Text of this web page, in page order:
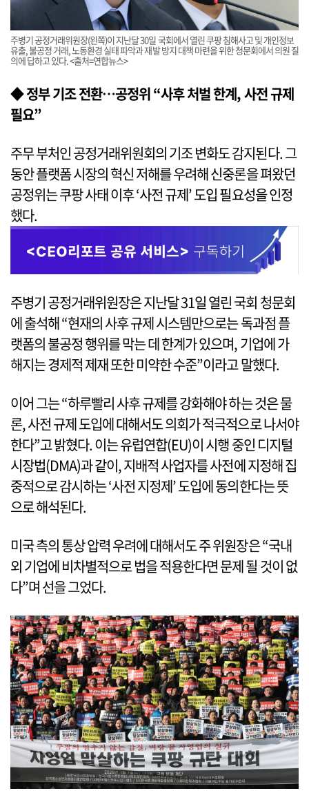
주병기 공정거래위원장(왼쪽)이 지난달 30일 국회에서 열린 쿠팡 침해사고 및 개인정보
유출, 불공정 거래, 노동환경 실태 파악과 재발 방지 대책 마련을 위한 청문회에서 의원 질
의에 답하고 있다. <출처=연합뉴스>
◆ 정부 기조 전환…공정위 “사후 처벌 한계, 사전 규제
필요”
주무 부처인 공정거래위원회의 기조 변화도 감지된다. 그
동안 플랫폼 시장의 혁신 저해를 우려해 신중론을 펴왔던
공정위는 쿠팡 사태 이후 ‘사전 규제’ 도입 필요성을 인정
했다.
주병기 공정거래위원장은 지난달 31일 열린 국회 청문회
에 출석해 “현재의 사후 규제 시스템만으로는 독과점 플
랫폼의 불공정 행위를 막는 데 한계가 있으며, 기업에 가
해지는 경제적 제재 또한 미약한 수준”이라고 말했다.
이어 그는 “하루빨리 사후 규제를 강화해야 하는 것은 물
론, 사전 규제 도입에 대해서도 의회가 적극적으로 나서야
한다”고 밝혔다. 이는 유럽연합(EU)이 시행 중인 디지털
시장법(DMA)과 같이, 지배적 사업자를 사전에 지정해 집
중적으로 감시하는 ‘사전 지정제’ 도입에 동의한다는 뜻
으로 해석된다.
미국 측의 통상 압력 우려에 대해서도 주 위원장은 “국내
외 기업에 비차별적으로 법을 적용한다면 문제 될 것이 없
다”며 선을 그었다.